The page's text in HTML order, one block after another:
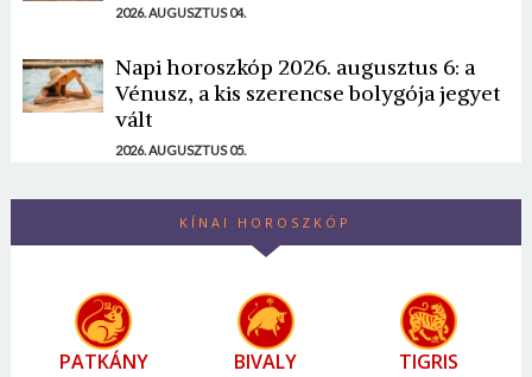
2026. AUGUSZTUS 04.
Napi horoszkóp 2026. augusztus 6: a
Vénusz, a kis szerencse bolygója jegyet
vált
2026. AUGUSZTUS 05.
KÍNAI HOROSZKÓP
PATKÁNY BIVALY TIGRIS